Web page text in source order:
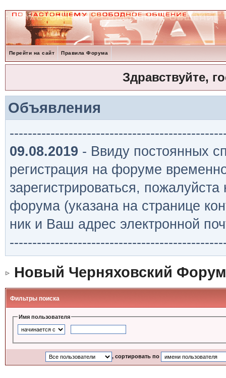
Перейти на сайт Правила Форума
Здравствуйте,
Объявления
09.08.2019 - Ввиду постоянных
регистрация на форуме
зарегистрироваться,
форума (указана на странице
ник и Ваш адрес электронной
Новый Черняховский Форум
Фильтры поиска
Имя пользователя
, сортировать по